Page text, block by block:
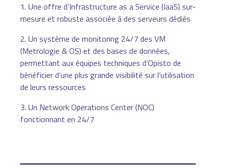
1. Une offre d’Infrastructure as a Service (IaaS) sur-
mesure et robuste associée à des serveurs dédiés
2. Un système de monitoring 24/7 des VM
(Metrologie & OS) et des bases de données,
permettant aux équipes techniques d’Opisto de
bénéficier d’une plus grande visibilité sur l’utilisation
de leurs ressources
3. Un Network Operations Center (NOC)
fonctionnant en 24/7